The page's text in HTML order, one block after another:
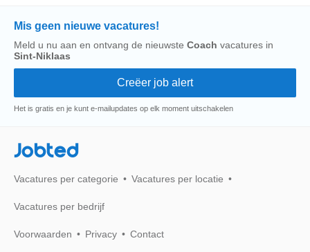
Mis geen nieuwe vacatures!
Meld u nu aan en ontvang de nieuwste Coach vacatures in
Sint-Niklaas
Het is gratis en je kunt e-mailupdates op elk moment uitschakelen
Jobted
Vacatures per categorie Vacatures per locatie
Vacatures per bedrijf
Voorwaarden Privacy Contact